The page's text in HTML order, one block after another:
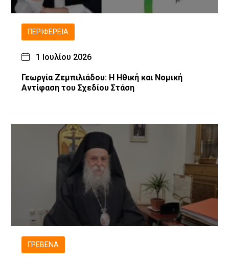
ΠΕΡΙΦΈΡΕΙΑ
1 Ιουλίου 2026
Γεωργία Ζεμπιλιάδου: Η Ηθική και Νομική
Αντίφαση του Σχεδίου Στάση
ΓΡΕΒΕΝΆ